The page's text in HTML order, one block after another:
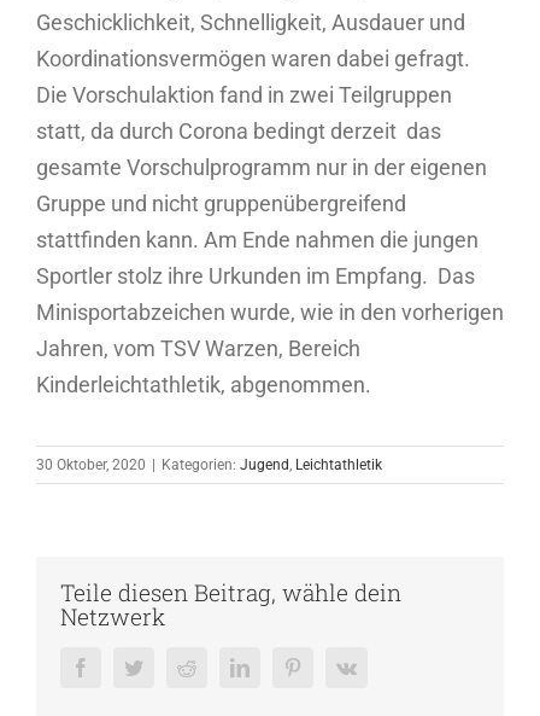
Geschicklichkeit, Schnelligkeit, Ausdauer und
Koordinationsvermögen waren dabei gefragt.
Die Vorschulaktion fand in zwei Teilgruppen
statt, da durch Corona bedingt derzeit das
gesamte Vorschulprogramm nur in der eigenen
Gruppe und nicht gruppenübergreifend
stattfinden kann. Am Ende nahmen die jungen
Sportler stolz ihre Urkunden im Empfang. Das
Minisportabzeichen wurde, wie in den vorherigen
Jahren, vom TSV Warzen, Bereich
Kinderleichtathletik, abgenommen.
30 Oktober, 2020 Kategorien: Jugend, Leichtathletik
Teile diesen Beitrag, wähle dein
Netzwerk
FacebookTwitterRedditLinkedInPinterestVk